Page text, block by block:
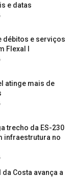
e datas
débitos e serviços
Flexal I
atinge mais de
trecho da ES-230
infraestrutura no
Costa avança a